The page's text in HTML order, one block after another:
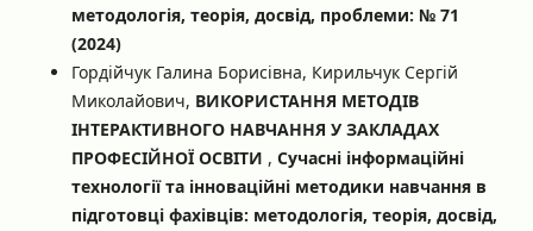
методологія, теорія, досвід, проблеми: № 71
(2024)
Гордійчук Галина Борисівна, Кирильчук Сергій
Миколайович, ВИКОРИСТАННЯ МЕТОДІВ
ІНТЕРАКТИВНОГО НАВЧАННЯ У ЗАКЛАДАХ
ПРОФЕСІЙНОЇ ОСВІТИ , Сучасні інформаційні
технології та інноваційні методики навчання в
підготовці фахівців: методологія, теорія, досвід,